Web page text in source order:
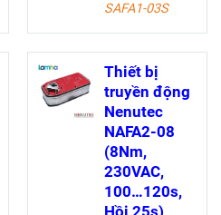
SAFA1-03S
đặc biệt cho
ứng dụng chữa
cháy và khói
trong quá trình
hoạt động bình
thường, bộ
truyền động
điều khiển cơ
giới hóa van
Thiết bị
truyền động
Nenutec
NAFA2-08
(8Nm,
230VAC,
100…120s,
Hồi 25s)